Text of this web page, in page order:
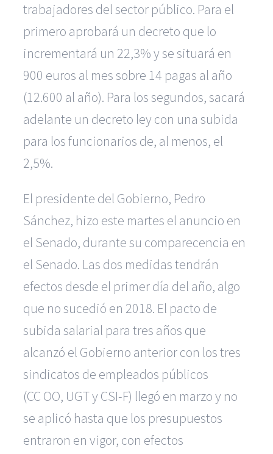
trabajadores del sector público. Para el
primero aprobará un decreto que lo
incrementará un 22,3% y se situará en
900 euros al mes sobre 14 pagas al año
(12.600 al año). Para los segundos, sacará
adelante un decreto ley con una subida
para los funcionarios de, al menos, el
2,5%.
El presidente del Gobierno, Pedro
Sánchez, hizo este martes el anuncio en
el Senado, durante su comparecencia en
el Senado. Las dos medidas tendrán
efectos desde el primer día del año, algo
que no sucedió en 2018. El pacto de
subida salarial para tres años que
alcanzó el Gobierno anterior con los tres
sindicatos de empleados públicos
(CC OO, UGT y CSI-F) llegó en marzo y no
se aplicó hasta que los presupuestos
entraron en vigor, con efectos